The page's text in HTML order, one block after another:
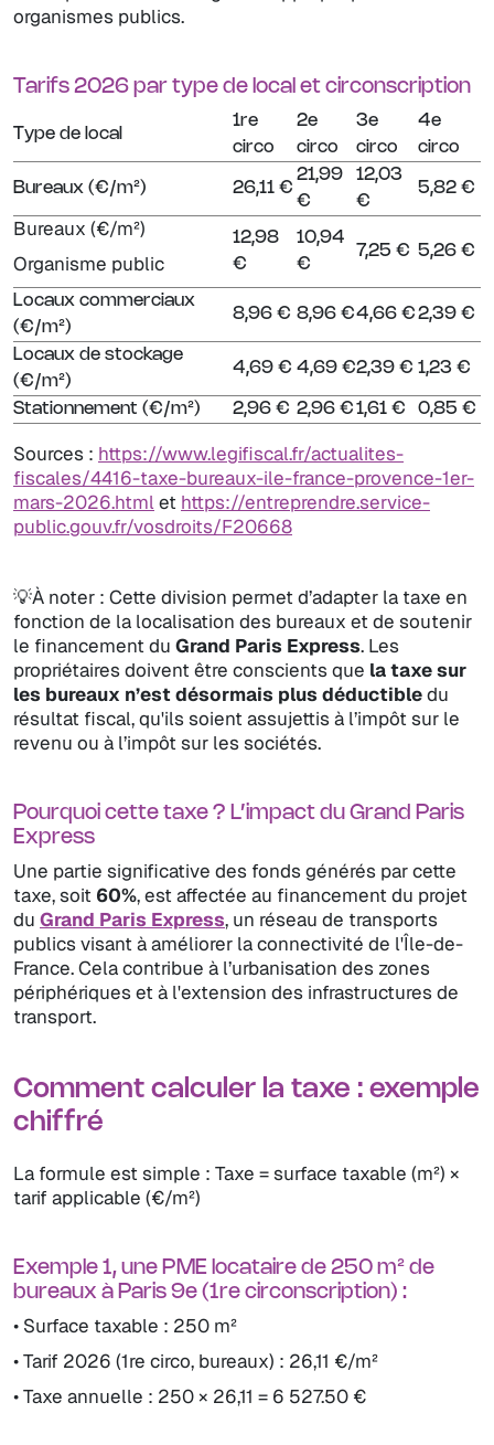
organismes publics.
Tarifs 2026 par type de local et circonscription
Type de local
1re
circo
2e
circo
3e
circo
4e
circo
Bureaux (€/m²) 26,11 €
21,99
€
12,03
€
5,82 €
Bureaux (€/m²)
Organisme public
12,98
€
10,94
€
7,25 € 5,26 €
Locaux commerciaux
(€/m²)
8,96 € 8,96 €4,66 € 2,39 €
Locaux de stockage
(€/m²)
4,69 € 4,69 €2,39 € 1,23 €
Stationnement (€/m²) 2,96 € 2,96 € 1,61 € 0,85 €
Sources : https://www.legifiscal.fr/actualites-
fiscales/4416-taxe-bureaux-ile-france-provence-1er-
mars-2026.htmlet https://entreprendre.service-
public.gouv.fr/vosdroits/F20668
💡À noter : Cette division permet d’adapter la taxe en
fonction de la localisation des bureaux et de soutenir
le financement du Grand Paris Express. Les
propriétaires doivent être conscients que la taxe sur
les bureaux n’est désormais plus déductibledu
résultat fiscal, qu'ils soient assujettis à l’impôt sur le
revenu ou à l’impôt sur les sociétés.
Pourquoi cette taxe ? L’impact du Grand Paris
Express
Une partie significative des fonds générés par cette
taxe, soit 60%, est affectée au financement du projet
du Grand Paris Express, un réseau de transports
publics visant à améliorer la connectivité de l'Île-de-
France. Cela contribue à l’urbanisation des zones
périphériques et à l'extension des infrastructures de
transport.
Comment calculer la taxe : exemple
chiffré
La formule est simple : Taxe = surface taxable (m²) ×
tarif applicable (€/m²)
Exemple 1, une PME locataire de 250 m² de
bureaux à Paris 9e (1re circonscription) :
• Surface taxable : 250 m²
• Tarif 2026 (1re circo, bureaux) : 26,11 €/m²
• Taxe annuelle : 250 × 26,11 = 6 527.50 €